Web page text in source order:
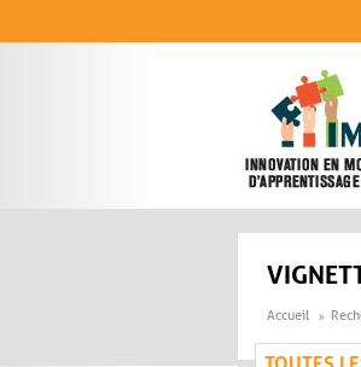
Accueil